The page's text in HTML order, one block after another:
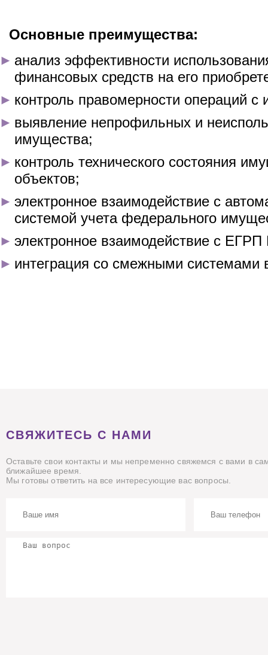
Основные преимущества:
анализ эффективности
финансовых средств на его
контроль правомерности операций
выявление непрофильных и
имущества;
контроль технического состояния
объектов;
электронное взаимодействие с
системой учета федерального
электронное взаимодействие с ЕГРП
интеграция со смежными системами
СВЯЖИТЕСЬ С НАМИ
Оставьте свои контакты и мы непременно свяжемся с вами в
ближайшее время.
Мы готовы ответить на все интересующие вас вопросы.